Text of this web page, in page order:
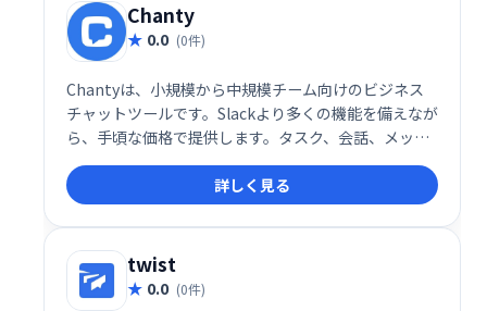
Chanty
0.0 (0件)
Chantyは、小規模から中規模チーム向けのビジネス
チャットツールです。Slackより多くの機能を備えなが
ら、手頃な価格で提供します。タスク、会話、メッセ
ージ、プロジェクトを一元管理でき、メッセージ履歴
は無制限に保存されます。会話のピン留めや名前変更
など、便利な機能も搭載し、スムーズなコミュニケー
ションを支援します。
詳しく見る
twist
0.0 (0件)